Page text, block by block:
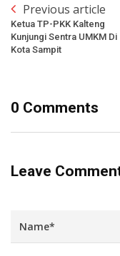
Previous article
Ketua TP-PKK Kalteng
Kunjungi Sentra UMKM Di
Kota Sampit
0 Comments
Leave